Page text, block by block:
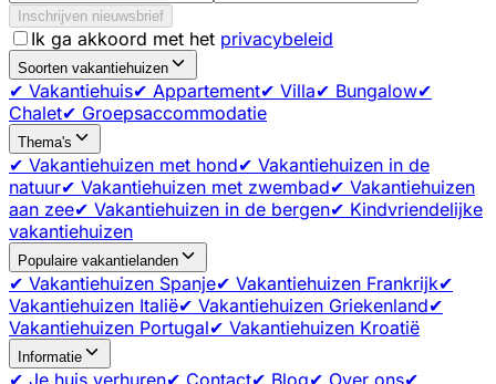
Inschrijven nieuwsbrief
Ik ga akkoord met het privacybeleid
Soorten vakantiehuizen
✔ Vakantiehuis✔ Appartement✔ Villa✔ Bungalow✔
Chalet✔ Groepsaccommodatie
Thema's
✔ Vakantiehuizen met hond✔ Vakantiehuizen in de
natuur✔ Vakantiehuizen met zwembad✔ Vakantiehuizen
aan zee✔ Vakantiehuizen in de bergen✔ Kindvriendelijke
vakantiehuizen
Populaire vakantielanden
✔ Vakantiehuizen Spanje✔ Vakantiehuizen Frankrijk✔
Vakantiehuizen Italië✔ Vakantiehuizen Griekenland✔
Vakantiehuizen Portugal✔ Vakantiehuizen Kroatië
Informatie
✔ Je huis verhuren✔ Contact✔ Blog✔ Over ons✔